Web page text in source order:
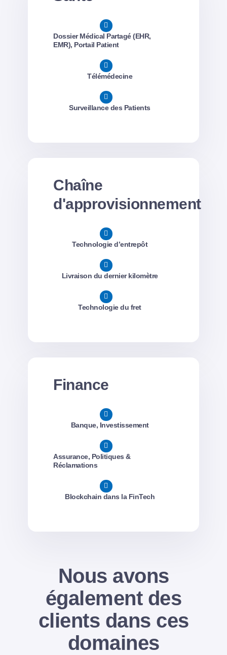
Dossier Médical Partagé (EHR,
EMR), Portail Patient
Télémédecine
Surveillance des Patients
Chaîne
d'approvisionnement
Technologie d’entrepôt
Livraison du dernier kilomètre
Technologie du fret
Finance
Banque, Investissement
Assurance, Politiques &
Réclamations
Blockchain dans la FinTech
Nous avons
également des
clients dans ces
domaines